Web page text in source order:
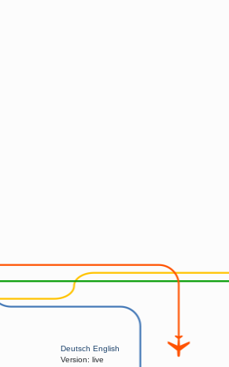
Deutsch English
Version: live